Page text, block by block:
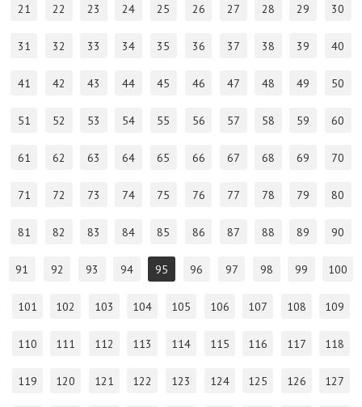
21 22 23 24 25 26 27 28 29 30
31 32 33 34 35 36 37 38 39 40
41 42 43 44 45 46 47 48 49 50
51 52 53 54 55 56 57 58 59 60
61 62 63 64 65 66 67 68 69 70
71 72 73 74 75 76 77 78 79 80
81 82 83 84 85 86 87 88 89 90
91 92 93 94 95 96 97 98 99 100
101 102 103 104 105 106 107 108 109
110 111 112 113 114 115 116 117 118
119 120 121 122 123 124 125 126 127